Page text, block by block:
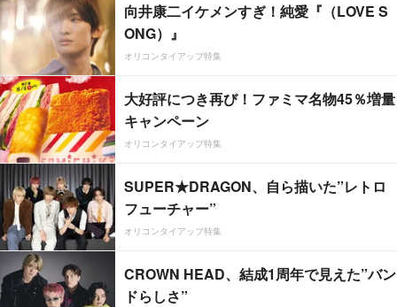
向井康二イケメンすぎ！純愛『（LOVE S
ONG）』
オリコンタイアップ特集
大好評につき再び！ファミマ名物45％増量
キャンペーン
オリコンタイアップ特集
SUPER★DRAGON、自ら描いた”レトロ
フューチャー”
オリコンタイアップ特集
CROWN HEAD、結成1周年で見えた”バン
ドらしさ”